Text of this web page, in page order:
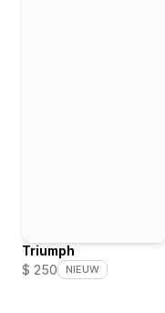
Triumph
$ 250
NIEUW